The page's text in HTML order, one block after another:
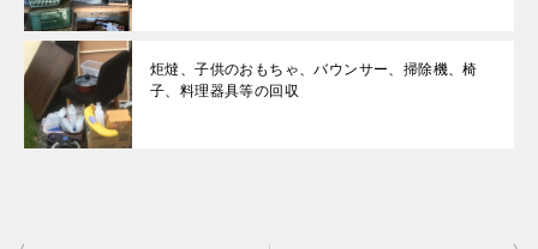
炬燵、子供のおもちゃ、バウンサー、掃除機、椅
子、料理器具等の回収